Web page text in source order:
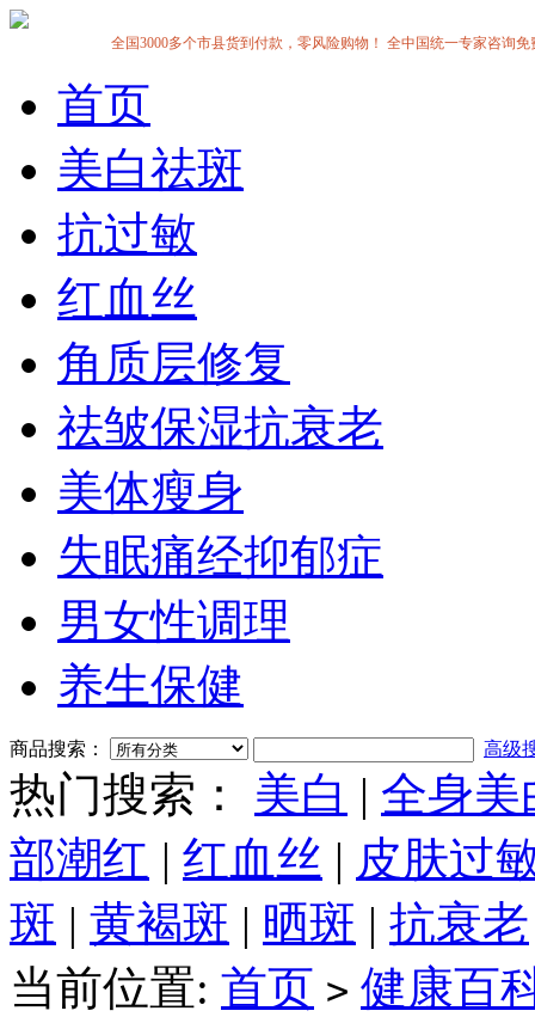
全国3000多个市县货到付款，零风险购物！ 全中国统一专家咨询免
首页
美白祛斑
抗过敏
红血丝
角质层修复
祛皱保湿抗衰老
美体瘦身
失眠痛经抑郁症
男女性调理
养生保健
商品搜索： 高级
热门搜索： 美白 | 全身美
部潮红 | 红血丝 | 皮肤过
斑 | 黄褐斑 | 晒斑 | 抗衰老
当前位置: 首页 > 健康百